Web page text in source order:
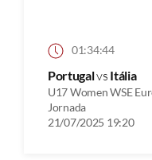
01:34:44
Portugalvs Itália
U17 Women WSE
Jornada
21/07/2025 19:20